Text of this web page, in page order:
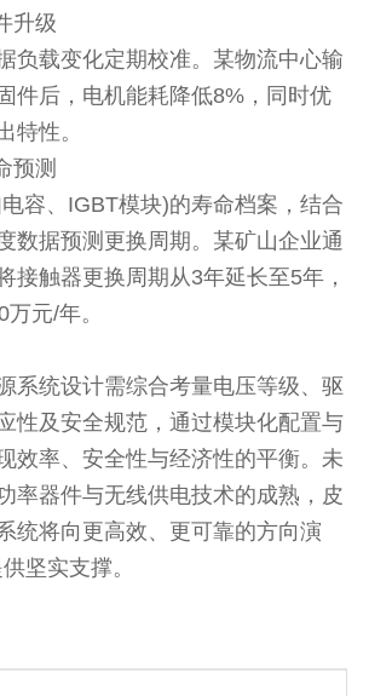
升级
负载变化定期校准。某物流中心输
件后，电机能耗降低8%，同时优
特性。
预测
容、IGBT模块)的寿命档案，结合
数据预测更换周期。某矿山企业通
接触器更换周期从3年延长至5年，
元/年。
系统设计需综合考量电压等级、驱
性及安全规范，通过模块化配置与
效率、安全性与经济性的平衡。未
率器件与无线供电技术的成熟，皮
统将向更高效、更可靠的方向演
坚实支撑。